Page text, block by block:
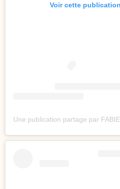
Voir cette